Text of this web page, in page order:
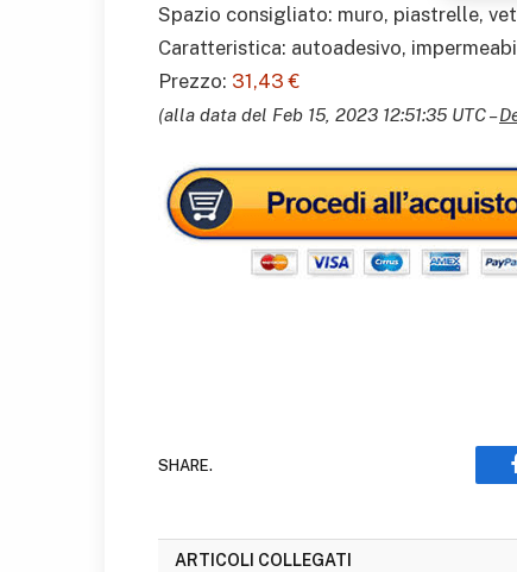
Spazio consigliato: muro, piastrelle,
Caratteristica: autoadesivo,
Prezzo: 31,43 €
(alla data del Feb 15, 2023 12:51:35 UTC –
SHARE.
ARTICOLI COLLEGATI